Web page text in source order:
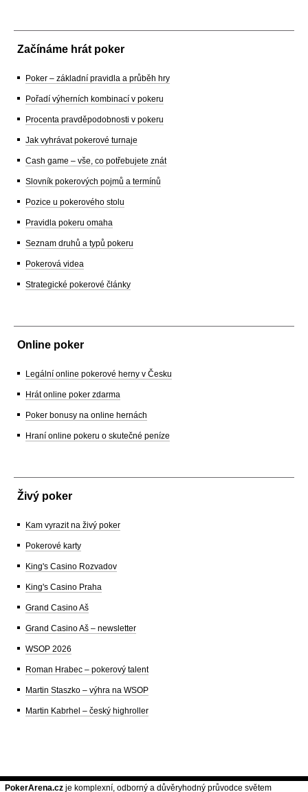
Začínáme hrát poker
Poker – základní pravidla a průběh hry
Pořadí výherních kombinací v pokeru
Procenta pravděpodobnosti v pokeru
Jak vyhrávat pokerové turnaje
Cash game – vše, co potřebujete znát
Slovník pokerových pojmů a termínů
Pozice u pokerového stolu
Pravidla pokeru omaha
Seznam druhů a typů pokeru
Pokerová videa
Strategické pokerové články
Online poker
Legální online pokerové herny v Česku
Hrát online poker zdarma
Poker bonusy na online hernách
Hraní online pokeru o skutečné peníze
Živý poker
Kam vyrazit na živý poker
Pokerové karty
King's Casino Rozvadov
King's Casino Praha
Grand Casino Aš
Grand Casino Aš – newsletter
WSOP 2026
Roman Hrabec – pokerový talent
Martin Staszko – výhra na WSOP
Martin Kabrhel – český highroller
PokerArena.cz je komplexní, odborný a důvěryhodný průvodce světem